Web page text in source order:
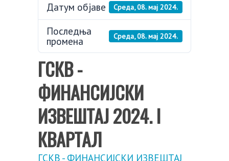
Датум објаве Cреда, 08. мај 2024.
Последња
промена
Cреда, 08. мај 2024.
ГСКВ -
ФИНАНСИЈСКИ
ИЗВЕШТАЈ 2024. I
КВАРТАЛ
ГСКВ - ФИНАНСИЈСКИ ИЗВЕШТАЈ